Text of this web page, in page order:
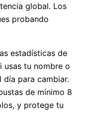
global. Los
probando
estadísticas de
usas tu nombre o
día para cambiar.
de mínimo 8
y protege tu